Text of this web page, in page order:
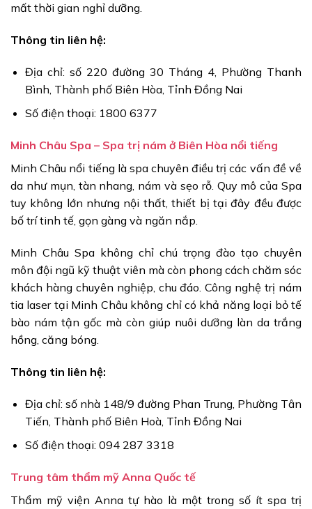
mất thời gian nghỉ dưỡng.
Thông tin liên hệ:
Địa chỉ: số 220 đường 30 Tháng 4, Phường Thanh
Bình, Thành phố Biên Hòa, Tỉnh Đồng Nai
Số điện thoại: 1800 6377
Minh Châu Spa – Spa trị nám ở Biên Hòa nổi tiếng
Minh Châu nổi tiếng là spa chuyên điều trị các vấn đề về
da như mụn, tàn nhang, nám và sẹo rỗ. Quy mô của Spa
tuy không lớn nhưng nội thất, thiết bị tại đây đều được
bố trí tinh tế, gọn gàng và ngăn nắp.
Minh Châu Spa không chỉ chú trọng đào tạo chuyên
môn đội ngũ kỹ thuật viên mà còn phong cách chăm sóc
khách hàng chuyên nghiệp, chu đáo. Công nghệ trị nám
tia laser tại Minh Châu không chỉ có khả năng loại bỏ tế
bào nám tận gốc mà còn giúp nuôi dưỡng làn da trắng
hồng, căng bóng.
Thông tin liên hệ:
Địa chỉ: số nhà 148/9 đường Phan Trung, Phường Tân
Tiến, Thành phố Biên Hoà, Tỉnh Đồng Nai
Số điện thoại: 094 287 3318
Trung tâm thẩm mỹ Anna Quốc tế
Thẩm mỹ viện Anna tự hào là một trong số ít spa trị